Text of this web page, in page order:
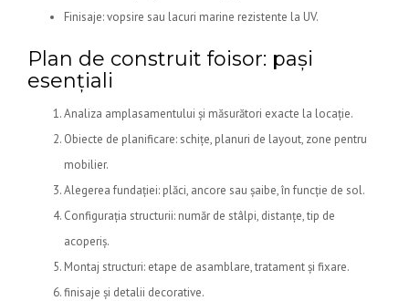
Finisaje: vopsire sau lacuri marine rezistente la UV.
Plan de construit foisor: pași
esențiali
Analiza amplasamentului și măsurători exacte la locație.
Obiecte de planificare: schițe, planuri de layout, zone pentru
mobilier.
Alegerea fundației: plăci, ancore sau șaibe, în funcție de sol.
Configurația structurii: număr de stâlpi, distanțe, tip de
acoperiș.
Montaj structuri: etape de asamblare, tratament și fixare.
finisaje și detalii decorative.